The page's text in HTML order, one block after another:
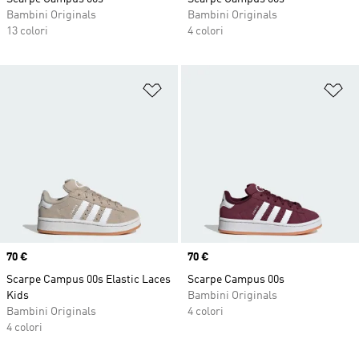
Bambini Originals
13 colori
Bambini Originals
4 colori
Aggiungi alla lista dei desideri
Price
70 €
Scarpe Campus 00s Elastic Laces
Kids
Bambini Originals
4 colori
Price
70 €
Scarpe Campus 00s
Bambini Originals
4 colori